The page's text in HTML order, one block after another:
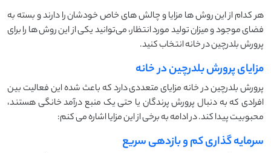
هر کدام از این روش ‌ها مزایا و چالش‌ های خاص خودشان را دارند و بسته به
فضای موجود و میزان تولید مورد انتظار، می‌توانید یکی از این روش ‌ها را برای
پرورش بلدرچین در خانه انتخاب کنید.
مزایای پرورش بلدرچین در خانه
پرورش بلدرچین در خانه مزایای متعددی دارد که باعث شده این فعالیت بین
افرادی که به دنبال پرورش پرندگان یا حتی یک منبع درآمد خانگی هستند،
محبوبیت پیدا کند. در ادامه به برخی از این مزایا اشاره می‌ کنم:
سرمایه گذاری کم و بازدهی سریع